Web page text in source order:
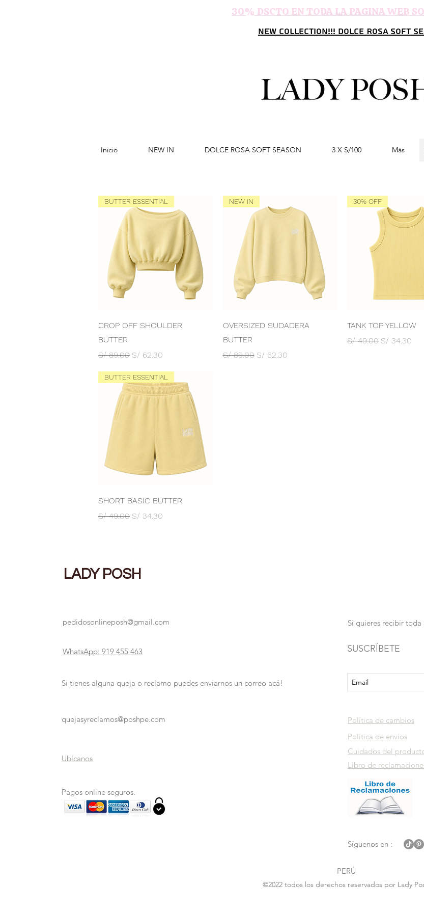
30% DSCTO EN TODA LA PAGINA WEB
NEW COLLECTION!!! DOLCE ROSA SOFT
Inicio NEW IN DOLCE ROSA SOFT SEASON 3 X S/100 Más
Vista rápida
BUTTER ESSENTIAL
CROP OFF SHOULDER
BUTTER
Precio
S/ 89.00 Precio de oferta
S/ 62.30
Vista rápida
NEW IN
OVERSIZED SUDADERA
BUTTER
Precio
S/ 89.00 Precio de oferta
S/ 62.30
Vista rápida
30% OFF
TANK TOP YELLOW
Precio
S/ 49.00 Precio de
S/ 34.30
Vista rápida
BUTTER ESSENTIAL
SHORT BASIC BUTTER
Precio
S/ 49.00 Precio de oferta
S/ 34.30
LADY POSH
pedidosonlineposh@gmail.com
WhatsApp: 919 455 463
Si quieres recibir
SUSCRÍBETE
Si tienes alguna queja o reclamo puedes enviarnos un correo acá!
quejasyreclamos@poshpe.com
Política de cambios
Política de envíos
Ubícanos
Pagos online seguros.
Cuidados del
Libro de
Síguenos en :
PERÚ
©2022 todos los derechos reservados por Lady